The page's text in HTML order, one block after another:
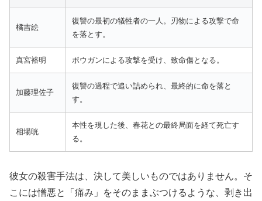
橘吉絵
復讐の最初の犠牲者の一人。刃物による攻撃で命
を落とす。
真宮裕明 ボウガンによる攻撃を受け、致命傷となる。
加藤理佐子
復讐の過程で追い詰められ、最終的に命を落と
す。
相場晄
本性を現した後、春花との最終局面を経て死亡す
る。
彼女の殺害手法は、決して美しいものではありません。そ
こには憎悪と「痛み」をそのままぶつけるような、剥き出